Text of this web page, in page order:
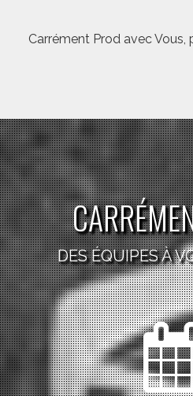
Carrément Prod avec Vous,
DES ÉQUIPES À